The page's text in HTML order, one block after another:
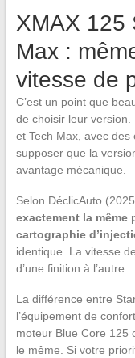
XMAX 125
Max :
vitesse de
C’est un point que
de choisir leur version.
et Tech Max, avec
supposer que la
avantage mécanique.
Selon DéclicAuto
exactement la même
cartographie
identique. La vitesse
d’une finition à l’autre.
La différence entre
l’équipement de
moteur Blue Core 125
le même. Si votre